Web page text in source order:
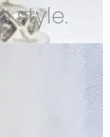
style.